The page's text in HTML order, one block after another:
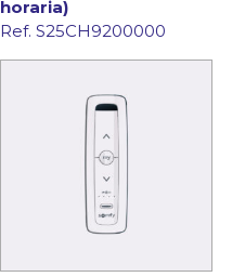
horaria)
Ref. S25CH9200000